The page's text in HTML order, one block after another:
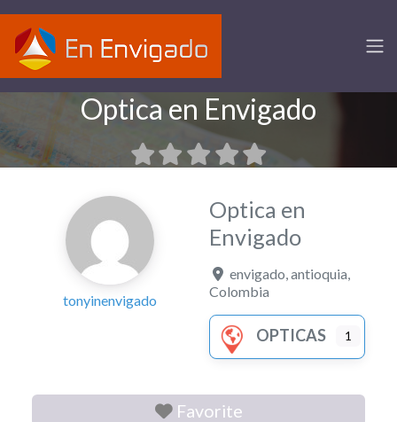
Optica en Envigado
tonyinenvigado
Optica en
Envigado
envigado,antioquia,
Colombia
OPTICAS 1
Favorite